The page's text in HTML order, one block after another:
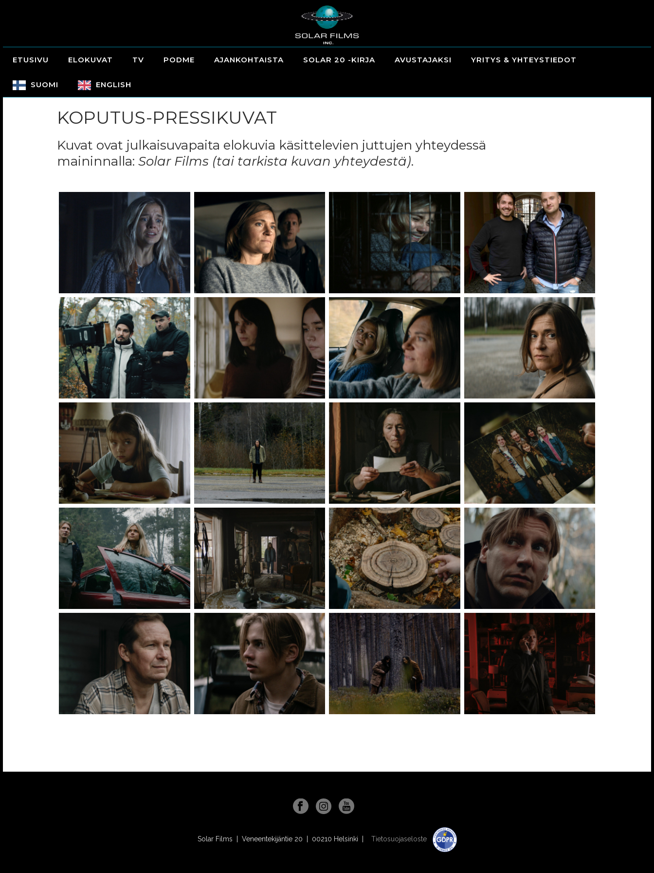
ETUSIVU ELOKUVAT TV PODME AJANKOHTAISTA SOLAR 20 -KIRJA AVUSTAJAKSI YRITYS & YHTEYSTIEDOT
SUOMI ENGLISH
KOPUTUS-PRESSIKUVAT
Kuvat ovat julkaisuvapaita elokuvia käsittelevien juttujen yhteydessä
maininnalla: Solar Films (tai tarkista kuvan yhteydestä).
Solar Films | Veneentekijäntie 20 | 00210 Helsinki | Tietosuojaseloste